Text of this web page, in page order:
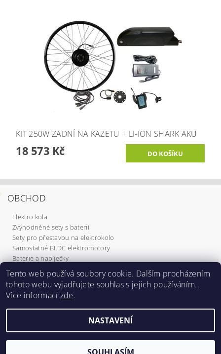
KIT 250W ZADNÍ NA KAZETU + LI-ION SHARK AKU
18 573 Kč
OBCHOD
Elektro kola
Zvýhodněné sety s baterií
Sety pro přestavbu na elektrokolo
Samostatné BLDC elektromotory
Baterie a nabíječky
Komponenty
Elektrokoloběžky
Služby
Dárkové poukazy
Elektrokola Michal, všechna práva vyhrazena
Vytvořil Shoptet
Tento web používá soubory cookie. Dalším procházením
tohoto webu vyjadřujete souhlas s jejich používáním..
Více informací zde.
NASTAVENÍ